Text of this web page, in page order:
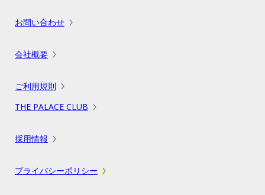
お問い合わせ
会社概要
ご利用規則
THE PALACE CLUB
採用情報
プライバシーポリシー